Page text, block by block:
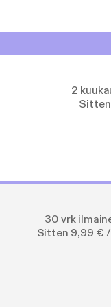
2
30 vrk
Sitten 9,99 €